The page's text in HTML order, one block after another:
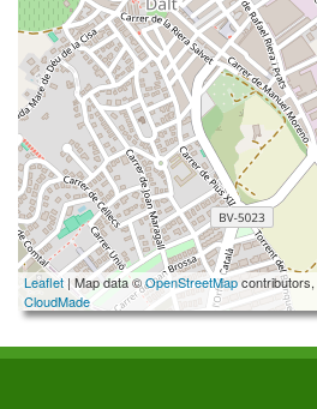
Leaflet | Map data ©OpenStreetMapcontributors,
CloudMade